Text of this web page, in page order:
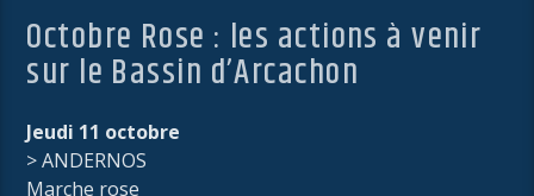
Octobre Rose : les actions à venir
sur le Bassin d’Arcachon
Jeudi 11 octobre
> ANDERNOS
Marche rose